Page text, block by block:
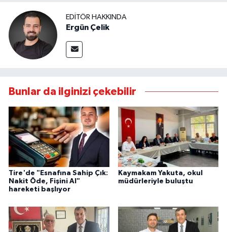
EDITÖR HAKKINDA
Ergün Çelik
Bunlar da ilginizi çekebilir
Tire'de "Esnafına Sahip Çık:
Nakit Öde, Fişini Al"
hareketi başlıyor
Kaymakam Yakuta, okul
müdürleriyle buluştu